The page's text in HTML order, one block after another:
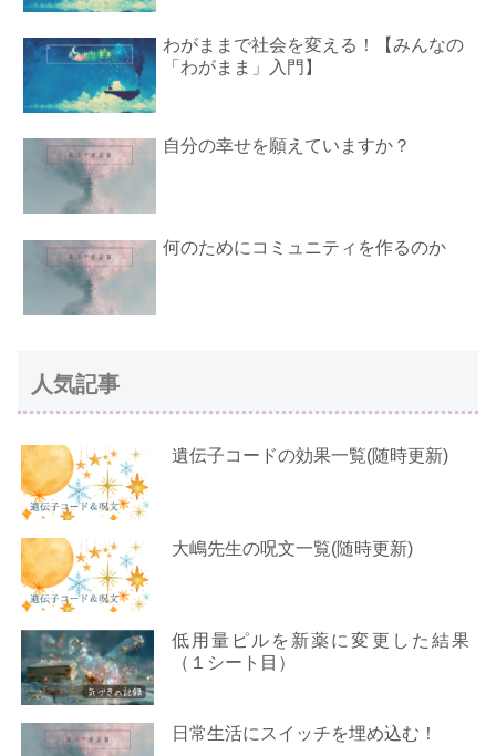
わがままで社会を変える！【みんなの
「わがまま」入門】
自分の幸せを願えていますか？
何のためにコミュニティを作るのか
人気記事
遺伝子コードの効果一覧(随時更新)
大嶋先生の呪文一覧(随時更新)
低用量ピルを新薬に変更した結果
（１シート目）
日常生活にスイッチを埋め込む！